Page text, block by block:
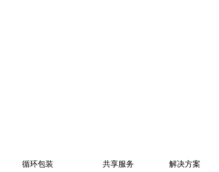
循环包装 共享服务 解决方案